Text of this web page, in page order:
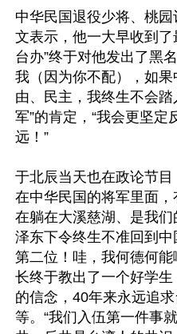
中华民国退役少将、桃
文表示，他一大早收到
台办”终于对他发出了黑
我（因为你不配），如
由、民主，我终生不会踏
军”的肯定，“我会更坚定
远！”
于北辰当天也在政论节目
在中华民国的将军里面
在躺在大溪慈湖、是我
泽东下令终生不准回到
第二位！哇，我何德何
长终于教出了一个好学
的信念，40年来永远追
等。“我们入伍第一件事